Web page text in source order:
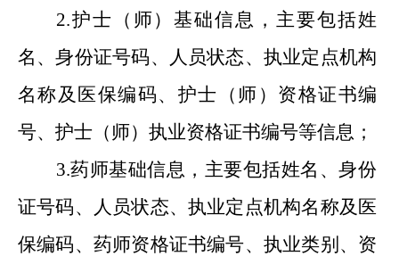
2.护士 （ 师）基础信息，主要包括姓
名、身份证号码、人员状态、执业定点机构
名称及医保编码、护士 （ 师 ） 资格证书编
号、护士 （ 师） 执业资格证书编号等信息 ；
3.药师基础信息，主要包括姓名、身份
证号码、人员状态、执业定点机构名称及医
保编码、药师资格证书编号、执业类别、资